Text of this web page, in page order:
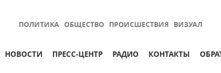
ПОЛИТИКА ОБЩЕСТВО ПРОИСШЕСТВИЯ ВИЗУАЛ
НОВОСТИ ПРЕСС-ЦЕНТР РАДИО КОНТАКТЫ